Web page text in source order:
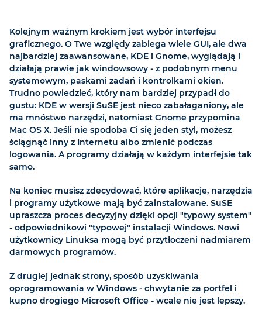
Kolejnym ważnym krokiem jest wybór interfejsu
graficznego. O Twe względy zabiega wiele GUI, ale dwa
najbardziej zaawansowane, KDE i Gnome, wyglądają i
działają prawie jak windowsowy - z podobnym menu
systemowym, paskami zadań i kontrolkami okien.
Trudno powiedzieć, który nam bardziej przypadł do
gustu: KDE w wersji SuSE jest nieco zabałaganiony, ale
ma mnóstwo narzędzi, natomiast Gnome przypomina
Mac OS X. Jeśli nie spodoba Ci się jeden styl, możesz
ściągnąć inny z Internetu albo zmienić podczas
logowania. A programy działają w każdym interfejsie tak
samo.
Na koniec musisz zdecydować, które aplikacje, narzędzia
i programy użytkowe mają być zainstalowane. SuSE
upraszcza proces decyzyjny dzięki opcji "typowy system"
- odpowiednikowi "typowej" instalacji Windows. Nowi
użytkownicy Linuksa mogą być przytłoczeni nadmiarem
darmowych programów.
Z drugiej jednak strony, sposób uzyskiwania
oprogramowania w Windows - chwytanie za portfel i
kupno drogiego Microsoft Office - wcale nie jest lepszy.